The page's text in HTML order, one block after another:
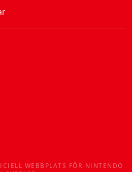
WEBBPLATS FÖR NINTENDO